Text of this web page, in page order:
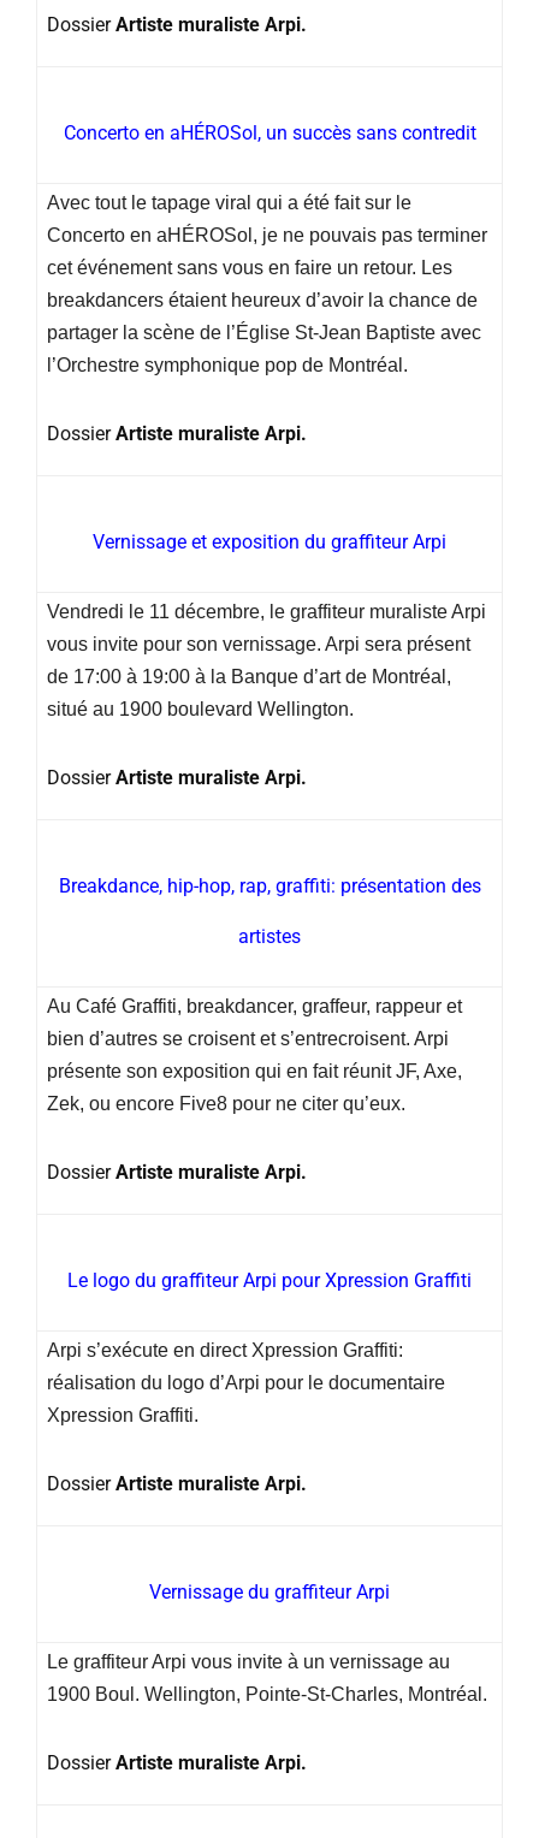
DossierArtiste muraliste Arpi.
Concerto en aHÉROSol, un succès sans contredit
Avec tout le tapage viral qui a été fait sur le
Concerto en aHÉROSol, je ne pouvais pas terminer
cet événement sans vous en faire un retour. Les
breakdancers étaient heureux d’avoir la chance de
partager la scène de l’Église St-Jean Baptiste avec
l’Orchestre symphonique pop de Montréal.
DossierArtiste muraliste Arpi.
Vernissage et exposition du graffiteur Arpi
Vendredi le 11 décembre, le graffiteur muraliste Arpi
vous invite pour son vernissage. Arpi sera présent
de 17:00 à 19:00 à la Banque d’art de Montréal,
situé au 1900 boulevard Wellington.
DossierArtiste muraliste Arpi.
Breakdance, hip-hop, rap, graffiti: présentation des
artistes
Au Café Graffiti, breakdancer, graffeur, rappeur et
bien d’autres se croisent et s’entrecroisent. Arpi
présente son exposition qui en fait réunit JF, Axe,
Zek, ou encore Five8 pour ne citer qu’eux.
DossierArtiste muraliste Arpi.
Le logo du graffiteur Arpi pour Xpression Graffiti
Arpi s’exécute en direct Xpression Graffiti:
réalisation du logo d’Arpi pour le documentaire
Xpression Graffiti.
DossierArtiste muraliste Arpi.
Vernissage du graffiteur Arpi
Le graffiteur Arpi vous invite à un vernissage au
1900 Boul. Wellington, Pointe-St-Charles, Montréal.
DossierArtiste muraliste Arpi.